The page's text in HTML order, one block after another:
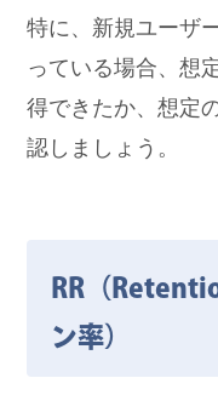
特に、新規ユーザ
っている場合、想
得できたか、想定
認しましょう。
RR（
ン率）